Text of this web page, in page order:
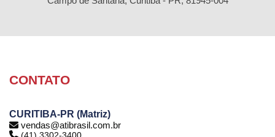
CONTATO
CURITIBA-PR (Matriz)
vendas@atibrasil.com.br